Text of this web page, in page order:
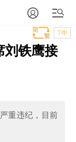
T中
刘铁鹰接
重违纪，目前